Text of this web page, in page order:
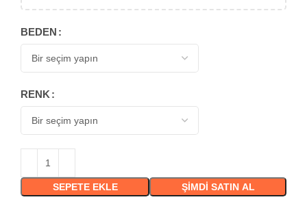
BEDEN
RENK
SEPETE EKLE ŞIMDI SATIN AL